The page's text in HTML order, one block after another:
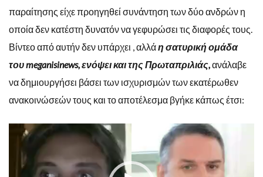
παραίτησης είχε προηγηθεί συνάντηση των δύο ανδρών η
οποία δεν κατέστη δυνατόν να γεφυρώσει τις διαφορές τους.
Βίντεο από αυτήν δεν υπάρχει , αλλάη σατυρική ομάδα
του meganisinews, ενόψει και της Πρωταπριλιάς,ανάλαβε
να δημιουργήσει βάσει των ισχυρισμών των εκατέρωθεν
ανακοινώσεών τους και το αποτέλεσμα βγήκε κάπως έτσι:
Πρόγραμμα
Αναπαραγωγής
Βίντεο